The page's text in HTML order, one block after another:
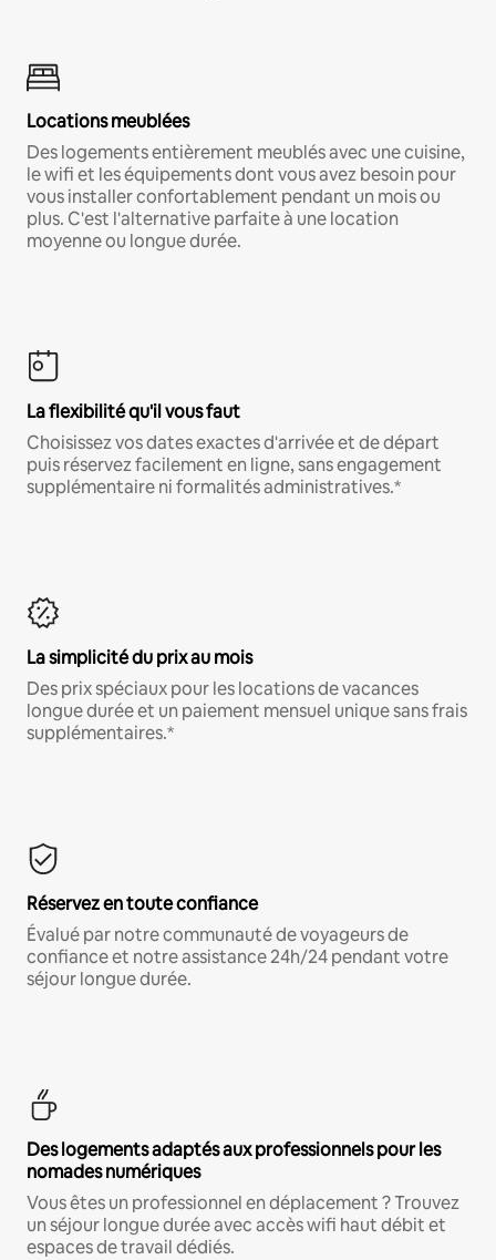
Locations meublées
Des logements entièrement meublés avec une cuisine,
le wifi et les équipements dont vous avez besoin pour
vous installer confortablement pendant un mois ou
plus. C'est l'alternative parfaite à une location
moyenne ou longue durée.
La flexibilité qu'il vous faut
Choisissez vos dates exactes d'arrivée et de départ
puis réservez facilement en ligne, sans engagement
supplémentaire ni formalités administratives.*
La simplicité du prix au mois
Des prix spéciaux pour les locations de vacances
longue durée et un paiement mensuel unique sans frais
supplémentaires.*
Réservez en toute confiance
Évalué par notre communauté de voyageurs de
confiance et notre assistance 24h/24 pendant votre
séjour longue durée.
Des logements adaptés aux professionnels pour les
nomades numériques
Vous êtes un professionnel en déplacement ? Trouvez
un séjour longue durée avec accès wifi haut débit et
espaces de travail dédiés.